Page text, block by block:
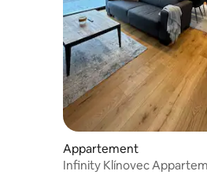
Appartement
Infinity Klínovec